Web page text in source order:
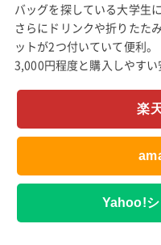
バッグを探している大学生
さらにドリンクや折りたた
ットが2つ付いていて便利。
3,000円程度と購入しやすい
楽
Yahoo!シ